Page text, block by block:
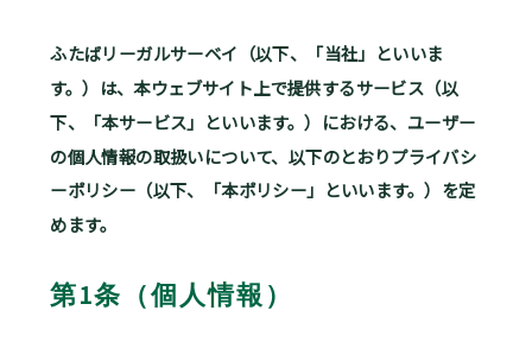
ふたばリーガルサーベイ（以下、「当社」といいま
す。）は、本ウェブサイト上で提供するサービス（以
下、「本サービス」といいます。）における、ユーザー
の個人情報の取扱いについて、以下のとおりプライバシ
ーポリシー（以下、「本ポリシー」といいます。）を定
めます。
第1条（個人情報）